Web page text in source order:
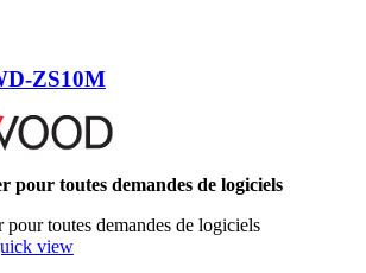
ZS10M
pour toutes demandes de logiciels
pour toutes demandes de logiciels
view